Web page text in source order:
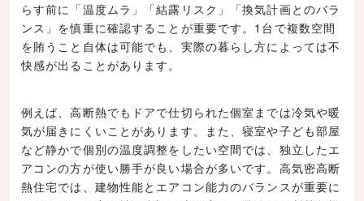
らす前に「温度ムラ」「結露リスク」「換気計画とのバラ
ンス」を慎重に確認することが重要です。1台で複数空間
を賄うこと自体は可能でも、実際の暮らし方によっては不
快感が出ることがあります。
例えば、高断熱でもドアで仕切られた個室までは冷気や暖
気が届きにくいことがあります。また、寝室や子ども部屋
など静かで個別の温度調整をしたい空間では、独立したエ
アコンの方が使い勝手が良い場合が多いです。高気密高断
熱住宅では、建物性能とエアコン能力のバランスが重要に